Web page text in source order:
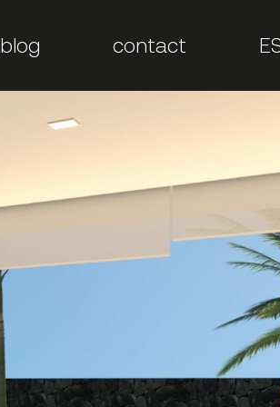
blog contact